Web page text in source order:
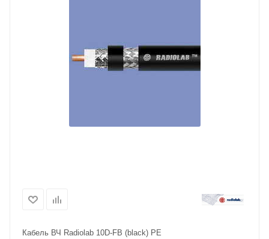
Кабель ВЧ Radiolab 10D-FB (black) PE